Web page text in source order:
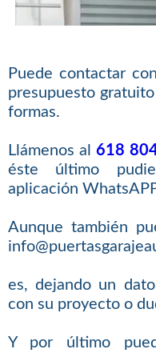
Puede contactar
presupuesto
formas.
Llámenos al618
éste último
aplicación
Aunque también
es, dejando un
con su proyecto o
Y por último